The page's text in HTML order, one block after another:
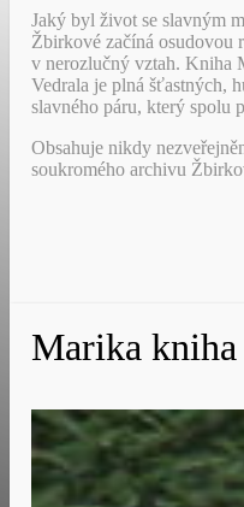
Jaký byl život se slavným
Žbirkové začíná osudovou
v nerozlučný vztah. Kniha
Vedrala je plná šťastných,
slavného páru, který spolu
Obsahuje nikdy
soukromého archivu
Marika kniha